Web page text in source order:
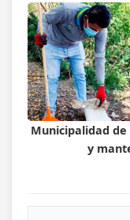
Municipalidad
y